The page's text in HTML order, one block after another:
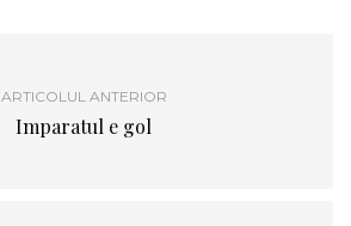
ARTICOLUL ANTERIOR
Imparatul e gol